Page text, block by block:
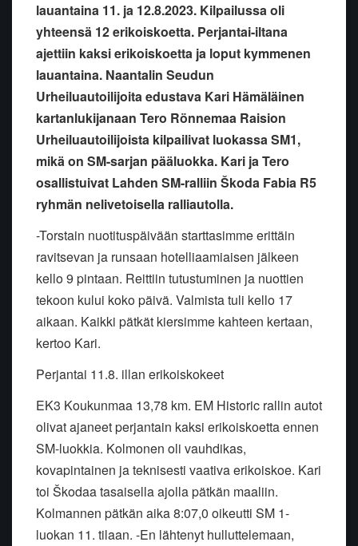
lauantaina 11. ja 12.8.2023. Kilpailussa oli
yhteensä 12 erikoiskoetta. Perjantai-iltana
ajettiin kaksi erikoiskoetta ja loput kymmenen
lauantaina. Naantalin Seudun
Urheiluautoilijoita edustava Kari Hämäläinen
kartanlukijanaan Tero Rönnemaa Raision
Urheiluautoilijoista kilpailivat luokassa SM1,
mikä on SM-sarjan pääluokka. Kari ja Tero
osallistuivat Lahden SM-ralliin Škoda Fabia R5
ryhmän nelivetoisella ralliautolla.
-Torstain nuotituspäivään starttasimme erittäin
ravitsevan ja runsaan hotelliaamiaisen jälkeen
kello 9 pintaan. Reittiin tutustuminen ja nuottien
tekoon kului koko päivä. Valmista tuli kello 17
aikaan. Kaikki pätkät kiersimme kahteen kertaan,
kertoo Kari.
Perjantai 11.8. illan erikoiskokeet
EK3 Koukunmaa 13,78 km. EM Historic rallin autot
olivat ajaneet perjantain kaksi erikoiskoetta ennen
SM-luokkia. Kolmonen oli vauhdikas,
kovapintainen ja teknisesti vaativa erikoiskoe. Kari
toi Škodaa tasaisella ajolla pätkän maaliin.
Kolmannen pätkän aika 8:07,0 oikeutti SM 1-
luokan 11. tilaan. -En lähtenyt hulluttelemaan,